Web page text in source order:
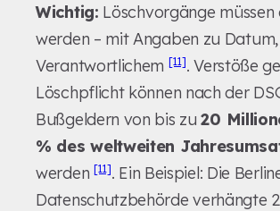
Wichtig: Löschvorgänge
werden – mit Angaben zu
Verantwortlichem [11]. Verstöße
Löschpflicht können nach der
Bußgeldern von bis zu20
% des weltweiten
werden [11]. Ein Beispiel: Die
Datenschutzbehörde verhängte